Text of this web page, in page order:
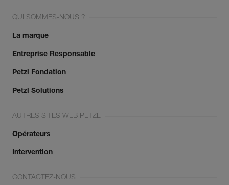
QUI SOMMES-NOUS ?
La marque
Entreprise Responsable
Petzl Fondation
Petzl Solutions
AUTRES SITES WEB PETZL
Opérateurs
Intervention
CONTACTEZ-NOUS